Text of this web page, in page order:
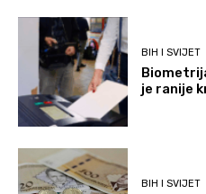
BIH I SVIJET
je ranije
BIH I SVIJET